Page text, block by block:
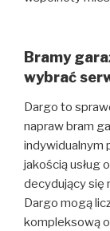
Bramy
wybrać
Dargo to
napraw bram
indywidualnym
jakością usług
decydujący się
Dargo mogą
kompleksową